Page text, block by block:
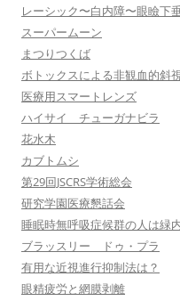
レーシック〜白内障〜眼瞼下
スーパームーン
まつりつくば
ボトックスによる非観血的斜
医療用スマートレンズ
ハイサイ チューガナビラ
花水木
カブトムシ
第29回JSCRS学術総会
研究学園医療懇話会
睡眠時無呼吸症候群の人は緑
ブラッスリー ドゥ・プラ
有用な近視進行抑制法は？
眼精疲労と網膜剥離